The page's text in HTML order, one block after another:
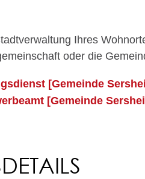
Ihres
oder die
[Gemeinde
[Gemeinde